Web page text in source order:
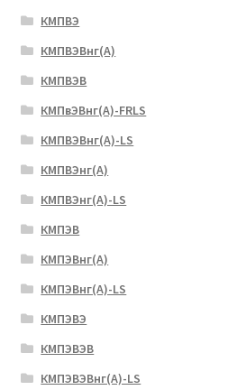
КМПВЭ
КМПВЭBнг(А)
КМПВЭВ
КМПвЭВнг(А)-FRLS
КМПВЭВнг(А)-LS
КМПВЭнг(А)
КМПВЭнг(А)-LS
КМПЭВ
КМПЭВнг(А)
КМПЭВнг(А)-LS
КМПЭВЭ
КМПЭВЭВ
КМПЭВЭВнг(А)-LS